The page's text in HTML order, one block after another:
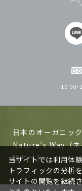
日本のオーガニッ
Nature’s Way（ネ
販サイト。
ネイチャーズウェ
当サイトでは利用体
トラフィックの分析
サイトの閲覧を継続